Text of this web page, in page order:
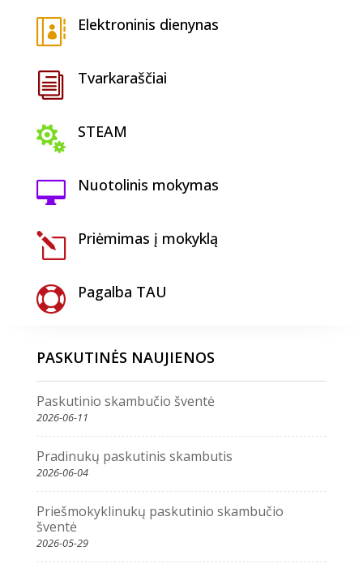
 Elektroninis dienynas
i Tvarkaraščiai
 STEAM
 Nuotolinis mokymas
l Priėmimas į mokyklą
 Pagalba TAU
PASKUTINĖS NAUJIENOS
Paskutinio skambučio šventė
2026-06-11
Pradinukų paskutinis skambutis
2026-06-04
Priešmokyklinukų paskutinio skambučio
šventė
2026-05-29